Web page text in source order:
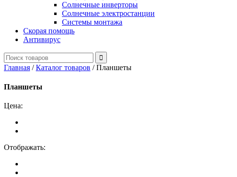
Солнечные инверторы
Солнечные электростанции
Системы монтажа
Скорая помощь
Антивирус
Главная /Каталог товаров /Планшеты
Планшеты
Цена:
Отображать: